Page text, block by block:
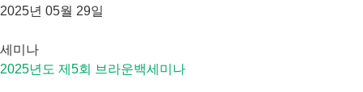
2025년 05월 29일
세미나
2025년도 제5회 브라운백세미나